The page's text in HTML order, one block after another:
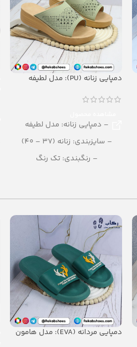
دمپایی زنانه (PU): مدل لطیفه
– دمپایی زنانه: مدل لطیفه
– سایزبندی: زنانه (37 – 40)
– رنگبندی: تک رنگ
دمپایی مردانه (EVA): مدل هامون